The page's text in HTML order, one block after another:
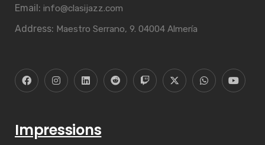
Email: info@clasijazz.com
Address: Maestro Serrano, 9. 04004 Almería
Impressions